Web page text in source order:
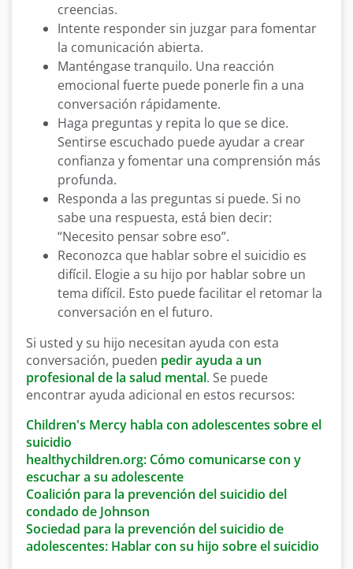
creencias.
Intente responder sin juzgar para fomentar
la comunicación abierta.
Manténgase tranquilo. Una reacción
emocional fuerte puede ponerle fin a una
conversación rápidamente.
Haga preguntas y repita lo que se dice.
Sentirse escuchado puede ayudar a crear
confianza y fomentar una comprensión más
profunda.
Responda a las preguntas si puede. Si no
sabe una respuesta, está bien decir:
“Necesito pensar sobre eso”.
Reconozca que hablar sobre el suicidio es
difícil. Elogie a su hijo por hablar sobre un
tema difícil. Esto puede facilitar el retomar la
conversación en el futuro.
Si usted y su hijo necesitan ayuda con esta
conversación, pueden pedir ayuda a un
profesional de la salud mental. Se puede
encontrar ayuda adicional en estos recursos:
Children's Mercy habla con adolescentes sobre el
suicidio
healthychildren.org: Cómo comunicarse con y
escuchar a su adolescente
Coalición para la prevención del suicidio del
condado de Johnson
Sociedad para la prevención del suicidio de
adolescentes: Hablar con su hijo sobre el suicidio